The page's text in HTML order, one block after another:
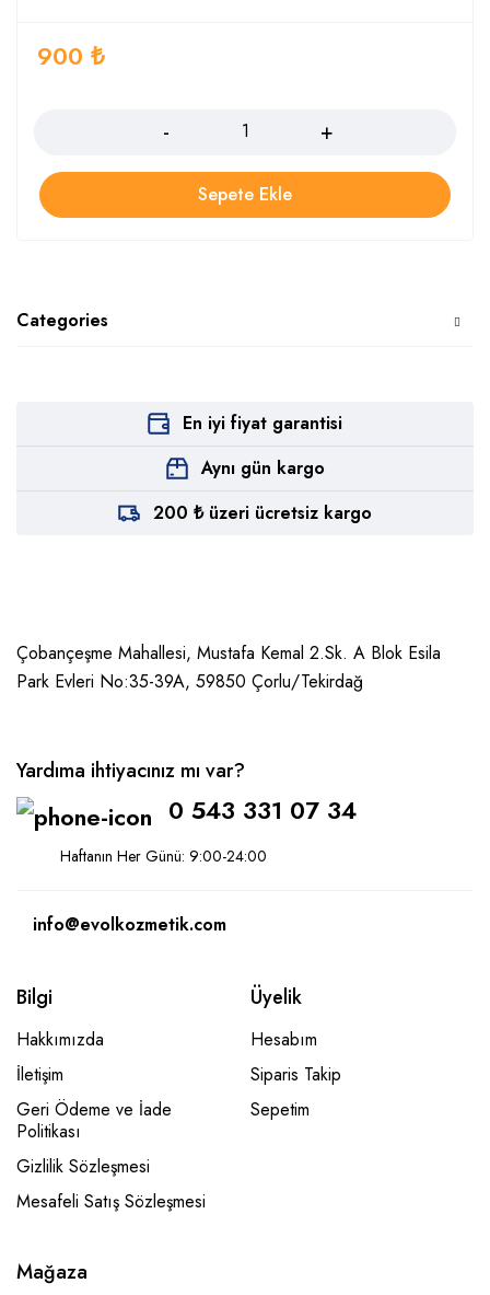
Categories
900 ₺
Sepete Ekle
En iyi fiyat garantisi
Aynı gün kargo
200 ₺ üzeri ücretsiz kargo
Çobançeşme Mahallesi, Mustafa Kemal 2.Sk. A Blok Esila
Park Evleri No:35-39A, 59850 Çorlu/Tekirdağ
Yardıma ihtiyacınız mı var?
0 543 331 07 34
Haftanın Her Günü: 9:00-24:00
info@evolkozmetik.com
Bilgi
Hakkımızda
İletişim
Geri Ödeme ve İade
Politikası
Gizlilik Sözleşmesi
Mesafeli Satış Sözleşmesi
Üyelik
Hesabım
Siparis Takip
Sepetim
Mağaza